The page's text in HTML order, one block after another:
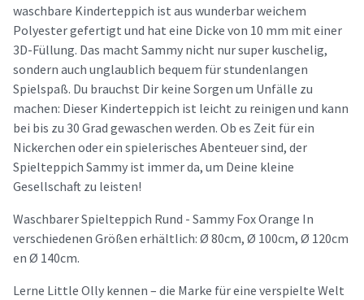
waschbare Kinderteppich ist aus wunderbar weichem
Polyester gefertigt und hat eine Dicke von 10 mm mit einer
3D-Füllung. Das macht Sammy nicht nur super kuschelig,
sondern auch unglaublich bequem für stundenlangen
Spielspaß. Du brauchst Dir keine Sorgen um Unfälle zu
machen: Dieser Kinderteppich ist leicht zu reinigen und kann
bei bis zu 30 Grad gewaschen werden. Ob es Zeit für ein
Nickerchen oder ein spielerisches Abenteuer sind, der
Spielteppich Sammy ist immer da, um Deine kleine
Gesellschaft zu leisten!
Waschbarer Spielteppich Rund - Sammy Fox Orange In
verschiedenen Größen erhältlich: Ø 80cm, Ø 100cm, Ø 120cm
en Ø 140cm.
Lerne Little Olly kennen – die Marke für eine verspielte Welt